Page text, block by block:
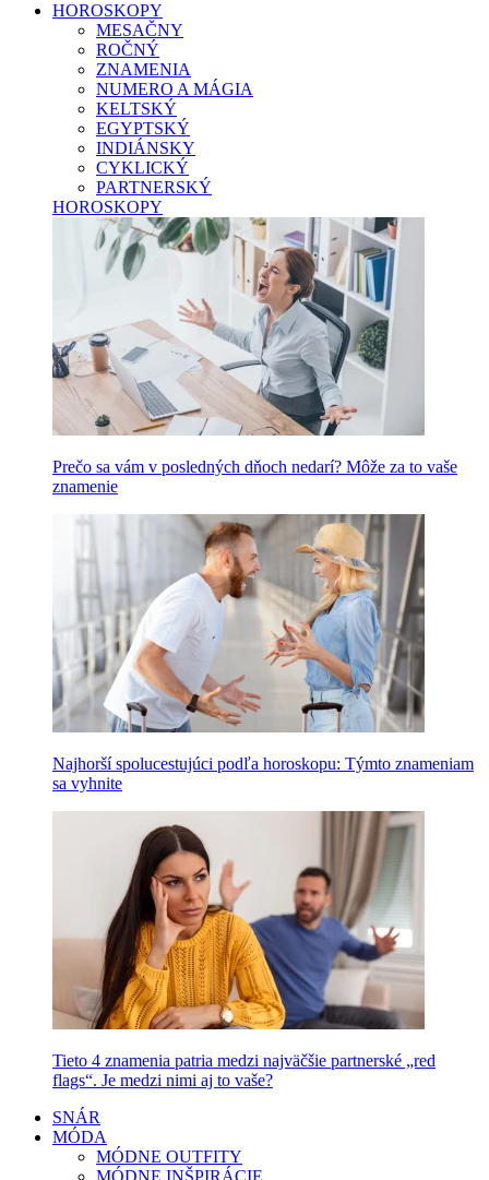
HOROSKOPY
MESAČNY
ROČNÝ
ZNAMENIA
NUMERO A MÁGIA
KELTSKÝ
EGYPTSKÝ
INDIÁNSKY
CYKLICKÝ
PARTNERSKÝ
HOROSKOPY
Prečo sa vám v posledných dňoch nedarí? Môže za to vaše
znamenie
Najhorší spolucestujúci podľa horoskopu: Týmto znameniam
sa vyhnite
Tieto 4 znamenia patria medzi najväčšie partnerské „red
flags“. Je medzi nimi aj to vaše?
SNÁR
MÓDA
MÓDNE OUTFITY
MÓDNE INŠPIRÁCIE